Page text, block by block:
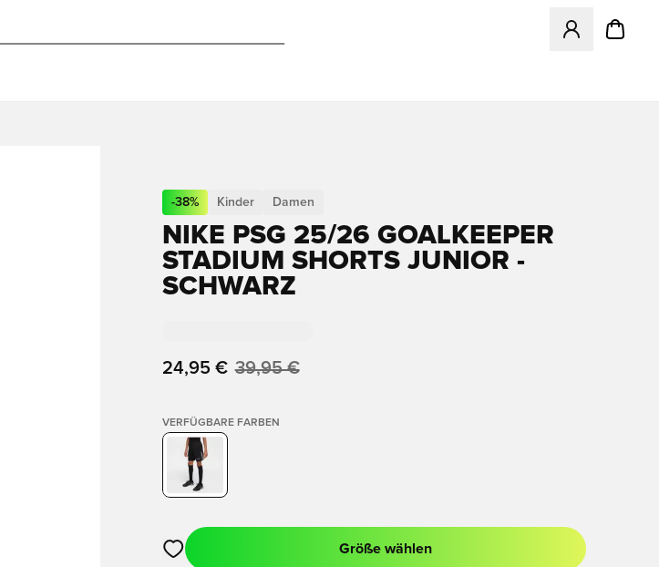
Öffnet ein
-38% Kinder Damen
NIKE PSG 25/26 GOALKEEPER
STADIUM SHORTS JUNIOR -
SCHWARZ
24,95 € 39,95 €
VERFÜGBARE FARBEN
Öffnet ein neues Fenster zum Anmelden oder Registrieren als Mitglied
Größe wählen